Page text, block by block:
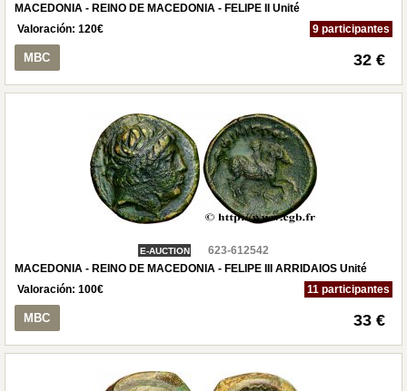
MACEDONIA - REINO DE MACEDONIA - FELIPE II Unité
Valoración: 120€ 9 participantes
MBC 32 €
E-AUCTION
623-612542
MACEDONIA - REINO DE MACEDONIA - FELIPE III ARRIDAIOS Unité
Valoración: 100€ 11 participantes
MBC 33 €